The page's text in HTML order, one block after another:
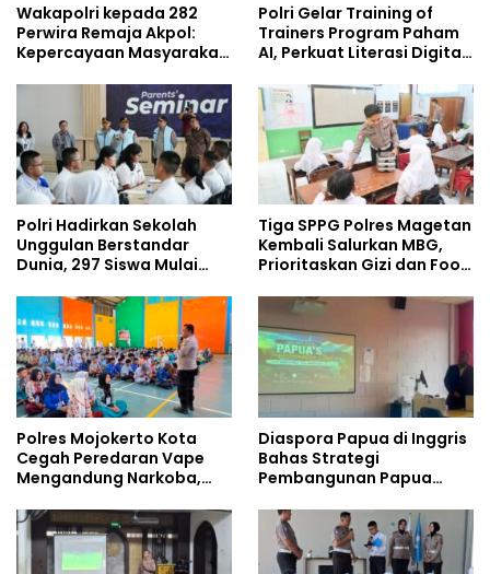
Wakapolri kepada 282
Perwira Remaja Akpol:
Kepercayaan Masyarakat
Polri Gelar Training of
Trainers Program Paham
AI, Perkuat Literasi Digital
Polri Hadirkan Sekolah
Unggulan Berstandar
Dunia, 297 Siswa Mulai
Tiga SPPG Polres Magetan
Kembali Salurkan MBG,
Prioritaskan Gizi dan Food
Polres Mojokerto Kota
Cegah Peredaran Vape
Mengandung Narkoba,
Kalangan Remaja
Diaspora Papua di Inggris
Bahas Strategi
Pembangunan Papua
Doktoral Internasional